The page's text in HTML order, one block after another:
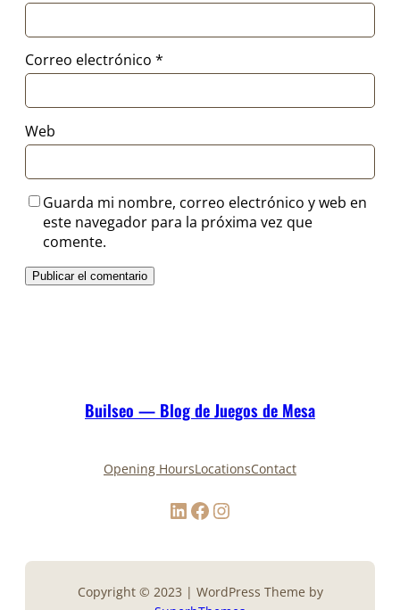
Correo electrónico *
Web
Guarda mi nombre, correo electrónico y web en
este navegador para la próxima vez que
comente.
Builseo — Blog de Juegos de Mesa
Opening HoursLocationsContact
LinkedIn Facebook Instagram
Copyright © 2023 | WordPress Theme by